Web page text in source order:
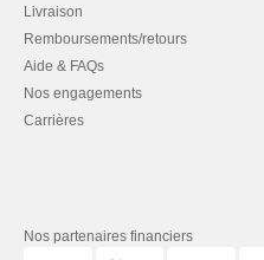
Livraison
Remboursements/retours
Aide & FAQs
Nos engagements
Carrières
Nos partenaires financiers